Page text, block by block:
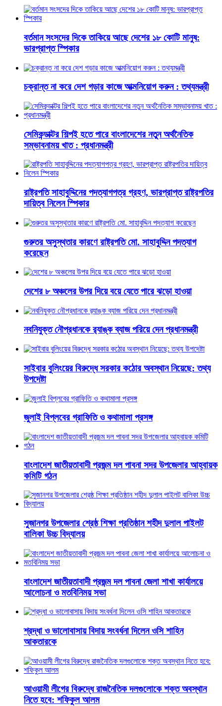
বর্তমান সংসদের দিকে তাকিয়ে আছে দেশের ১৮ কোটি মানুষ:
ভারপ্রাপ্ত স্পিকার
চক্রান্ত না করে দেশ গড়ার কাজে আত্মনিয়োগ করুন : তথ্যমন্ত্রী
সেমিকন্ডাক্টর শিল্পই হতে পারে বাংলাদেশের নতুন অর্থনৈতিক
সম্ভাবনাময় খাত : প্রধানমন্ত্রী
রাষ্ট্রপতি সাহাবুদ্দিনের পদত্যাগপত্র গ্রহণ, ভারপ্রাপ্ত রাষ্ট্রপতির
দায়িত্ব নিলেন স্পিকার
গুরুতর অসুস্থতার কারণে রাষ্ট্রপতি মো. সাহাবুদ্দিন পদত্যাগ
করেছেন
দেশের ৮ অঞ্চলের উপর দিয়ে বয়ে যেতে পারে ঝড়ো হাওয়া
নবনিযুক্ত নৌপ্রধানকে র‌্যাঙ্ক ব্যাজ পরিয়ে দেন প্রধানমন্ত্রী
সাইবার বুলিংয়ের বিরুদ্ধে সরকার কঠোর অবস্থান নিয়েছে: তথ্য
উপদেষ্টা
জুলাই বিপ্লবের গ্রাফিতি ও কথামালা প্রসঙ্গ
বাংলাদেশ জাতীয়তাবাদী প্রজন্ম দল পাবনা সদর উপজেলার আহ্বায়ক
কমিটি গঠন
সুজানগর উপজেলার শ্রেষ্ঠ শিক্ষা প্রতিষ্ঠান শহীদ দুলাল পাইলট
বালিকা উচ্চ বিদ্যালয়
বাংলাদেশ জাতীয়তাবাদী প্রজন্ম দল পাবনা জেলা শাখা কার্যালয়ে
আলোচনা ও মতবিনিময় সভা
শ্রদ্ধা ও ভালোবাসায় বিদায় সংবর্ধনা দিলেন ওসি শাহিন
আকতারকে
আওয়ামী লীগের বিরুদ্ধে রাজনৈতিক দলগুলোকে শক্ত অবস্থান
নিতে হবে: শফিকুল আলম